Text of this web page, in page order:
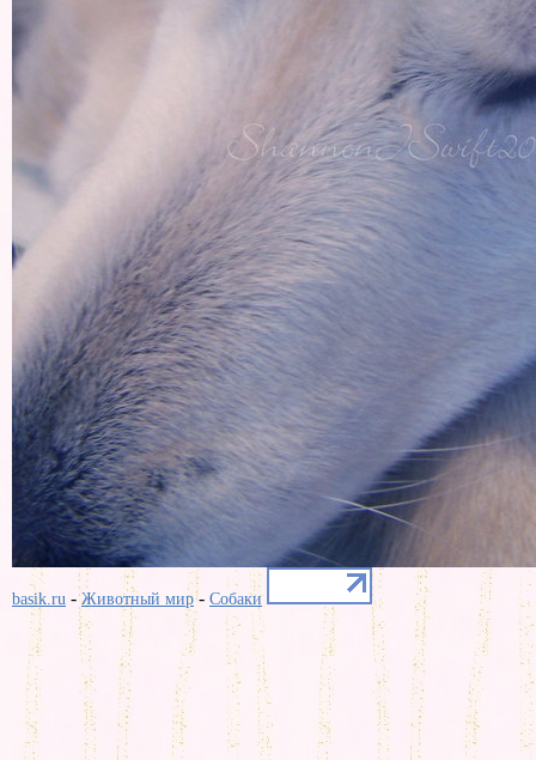
basik.ru -Животный мир- Собаки